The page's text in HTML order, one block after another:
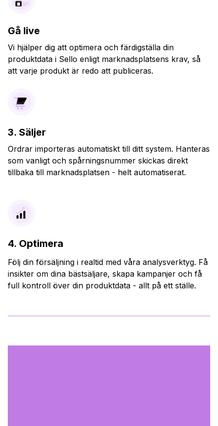
Gå live
Vi hjälper dig att optimera och färdigställa din
produktdata i Sello enligt marknadsplatsens krav, så
att varje produkt är redo att publiceras.
3. Säljer
Ordrar importeras automatiskt till ditt system. Hanteras
som vanligt och spårningsnummer skickas direkt
tillbaka till marknadsplatsen - helt automatiserat.
4. Optimera
Följ din försäljning i realtid med våra analysverktyg. Få
insikter om dina bästsäljare, skapa kampanjer och få
full kontroll över din produktdata - allt på ett ställe.